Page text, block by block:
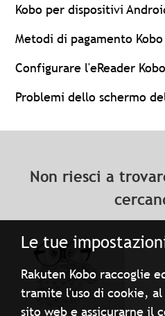
Le tue
Rakuten Kobo raccoglie
tramite l'uso di cookie,
sito web e assicurarne il
Kobo per dispositivi
Metodi di pagamento Kobo
Configurare l'eReader
Problemi dello schermo
Non riesci a